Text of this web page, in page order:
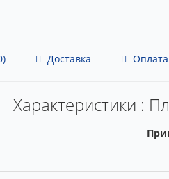
Доставка Оплата
Характеристики :